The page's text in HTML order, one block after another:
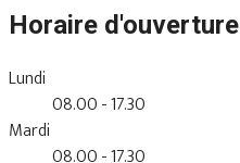
Horaire d'ouverture
Lundi
08.00 - 17.30
Mardi
08.00 - 17.30